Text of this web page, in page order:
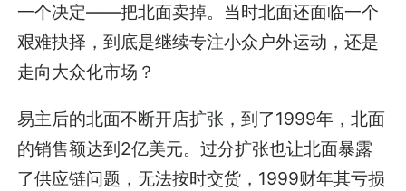
一个决定——把北面卖掉。当时北面还面临一个
艰难抉择，到底是继续专注小众户外运动，还是
走向大众化市场？
易主后的北面不断开店扩张，到了1999年，北面
的销售额达到2亿美元。过分扩张也让北面暴露
了供应链问题，无法按时交货，1999财年其亏损